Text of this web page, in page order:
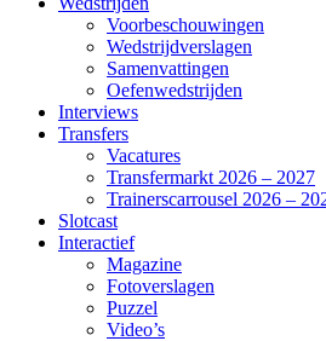
Voorbeschouwingen
Wedstrijdverslagen
Samenvattingen
Oefenwedstrijden
Interviews
Transfers
Vacatures
Transfermarkt 2026 – 2027
Trainerscarrousel 2026 –
Slotcast
Interactief
Magazine
Fotoverslagen
Puzzel
Video’s